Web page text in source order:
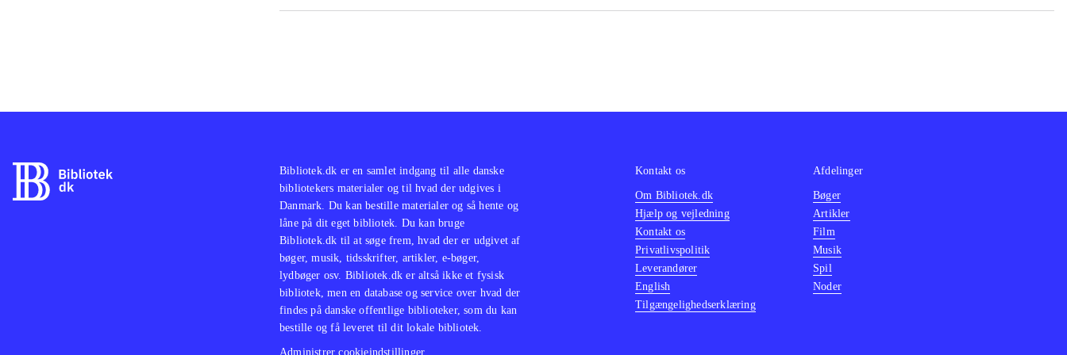
Bibliotek.dk er en samlet indgang til alle danske
bibliotekers materialer og til hvad der udgives i
Danmark. Du kan bestille materialer og så hente og
låne på dit eget bibliotek. Du kan bruge
Bibliotek.dk til at søge frem, hvad der er udgivet af
bøger, musik, tidsskrifter, artikler, e-bøger,
lydbøger osv. Bibliotek.dk er altså ikke et fysisk
bibliotek, men en database og service over hvad der
findes på danske offentlige biblioteker, som du kan
bestille og få leveret til dit lokale bibliotek.
Administrer cookieindstillinger
Kontakt os
Om Bibliotek.dk
Hjælp og vejledning
Kontakt os
Privatlivspolitik
Leverandører
English
Tilgængelighedserklæring
Afdelinger
Bøger
Artikler
Film
Musik
Spil
Noder